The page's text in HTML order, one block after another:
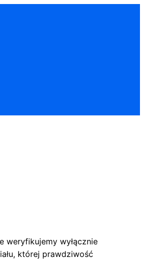
weryfikujemy wyłącznie
której prawdziwość